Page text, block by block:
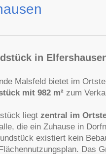
in
Malsfeld bietet im
mit 982 m² zum
liegtzentral im
die ein Zuhause in
existiert kein
Das